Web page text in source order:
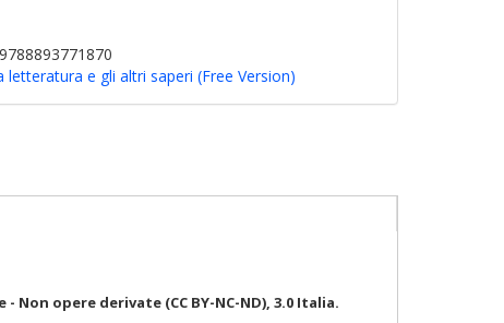
letteratura e gli altri saperi (Free Version)
opere derivate (CC BY-NC-ND), 3.0 Italia.